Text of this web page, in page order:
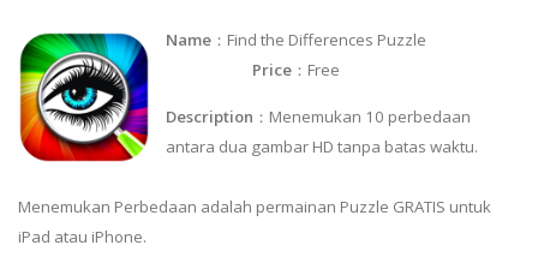
Name ：Find the Differences Puzzle
Price ：Free
Description ：Menemukan 10 perbedaan
antara dua gambar HD tanpa batas waktu.
Menemukan Perbedaan adalah permainan Puzzle GRATIS untuk
iPad atau iPhone.